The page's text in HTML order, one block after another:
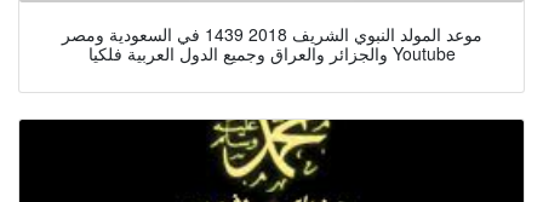
موعد المولد النبوي الشريف 2018 1439 في السعودية ومصر
والجزائر والعراق وجميع الدول العربية فلكيا Youtube